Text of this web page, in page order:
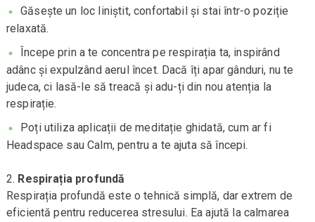
Găsește un loc liniștit, confortabil și stai într-o poziție
relaxată.
Începe prin a te concentra pe respirația ta, inspirând
adânc și expulzând aerul încet. Dacă îți apar gânduri, nu te
judeca, ci lasă-le să treacă și adu-ți din nou atenția la
respirație.
Poți utiliza aplicații de meditație ghidată, cum ar fi
Headspace sau Calm, pentru a te ajuta să începi.
Respirația profundă
Respirația profundă este o tehnică simplă, dar extrem de
eficientă pentru reducerea stresului. Ea ajută la calmarea